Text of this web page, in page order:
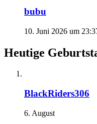
bubu
10. Juni 2026 um
Heutige
BlackRiders306
6. August